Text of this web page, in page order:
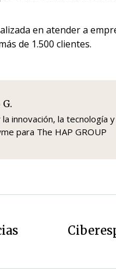
en atender a
de 1.500 clientes.
innovación, la tecnología
para The HAP GROUP
Siguiente